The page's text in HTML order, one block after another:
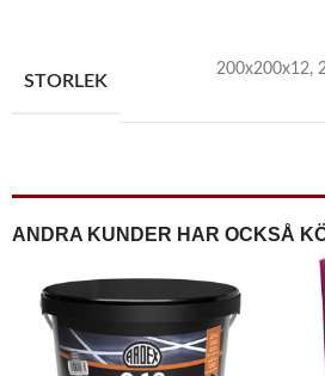
STORLEK
200x200x12,
ANDRA KUNDER HAR OCKSÅ